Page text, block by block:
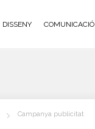
DISSENY COMUNICACIÓ
Campanya publicitat